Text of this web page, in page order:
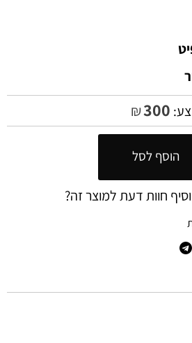
₪300
הוסף לסל
חוות דעת למוצר זה?